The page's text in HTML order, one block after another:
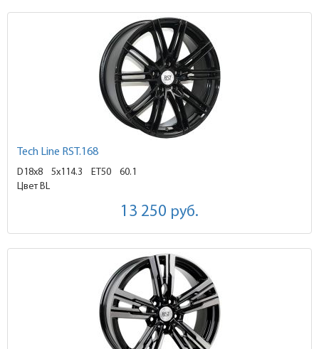
Tech Line RST.168
D18x8 5x114.3 ET50
60.1
Цвет BL
13 250 руб.